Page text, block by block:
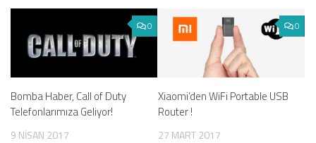
0
Bomba Haber, Call of Duty
Telefonlarımıza Geliyor!
9 NISAN 2017
0
Xiaomi’den WiFi Portable USB
Router !
27 MART 2017